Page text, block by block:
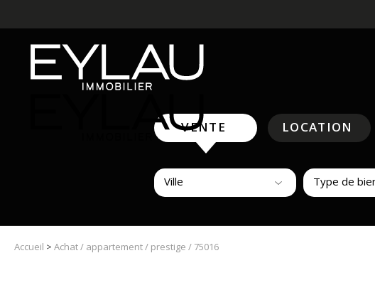
VENTE LOCATION
Ville Type de
Accueil > Achat / appartement / prestige / 75016